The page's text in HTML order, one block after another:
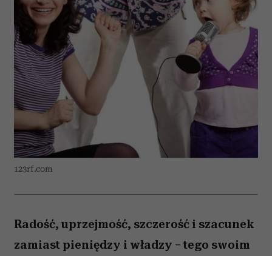
123rf.com
Radość, uprzejmość, szczerość i szacunek
zamiast pieniędzy i władzy – tego swoim